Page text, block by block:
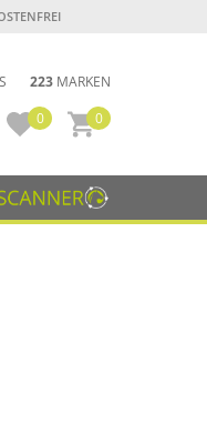
223 MARKEN
0
0